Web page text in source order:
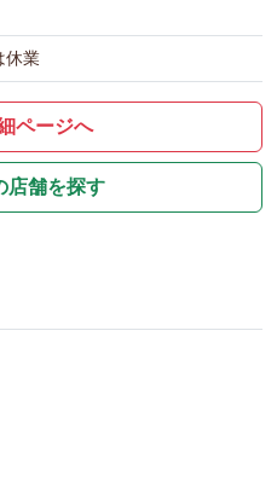
休業
ページへ
店舗を探す